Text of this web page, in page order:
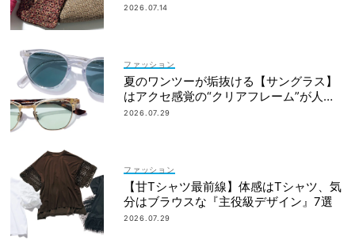
2026.07.14
ファッション
夏のワンツーが垢抜ける【サングラス】
はアクセ感覚の“クリアフレーム”が人
気！
2026.07.29
ファッション
【甘Tシャツ最前線】体感はTシャツ、気
分はブラウスな『主役級デザイン』7選
2026.07.29